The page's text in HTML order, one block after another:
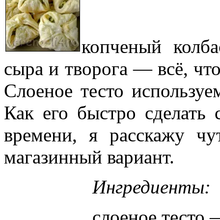
копченый
сыра и творога — всё,
Слоеное тесто
Как его быстро сделать
времени, я расскажу
магазинный вариант.
Ингредиенты: